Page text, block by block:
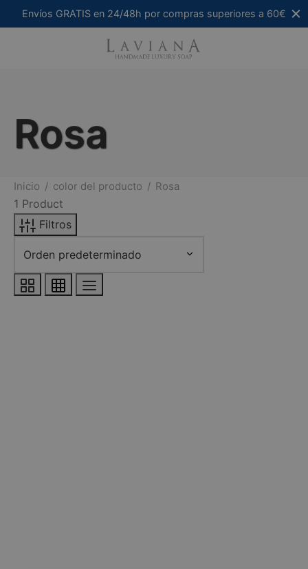
Envíos GRATIS en 24/48h por compras superiores a 60€
Rosa
Búsqueda de texto
Ambientadores Artesanales Naturales
Cremas Artesanales Naturales
Jaboneras Artesanas
Jabones Artesanales
Inicio / color del producto / Rosa
1 Product
Filtros